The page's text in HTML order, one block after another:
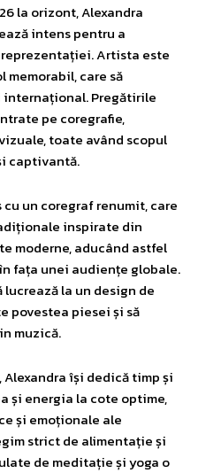
la orizont, Alexandra
intens pentru a
Artista este
memorabil, care să
Pregătirile
pe coregrafie,
toate având scopul
captivantă.
un coregraf renumit, care
inspirate din
moderne, aducând astfel
fața unei audiențe globale.
la un design de
povestea piesei și să
muzică.
își dedică timp și
și energia la cote optime,
și emoționale ale
strict de alimentație și
de meditație și yoga o